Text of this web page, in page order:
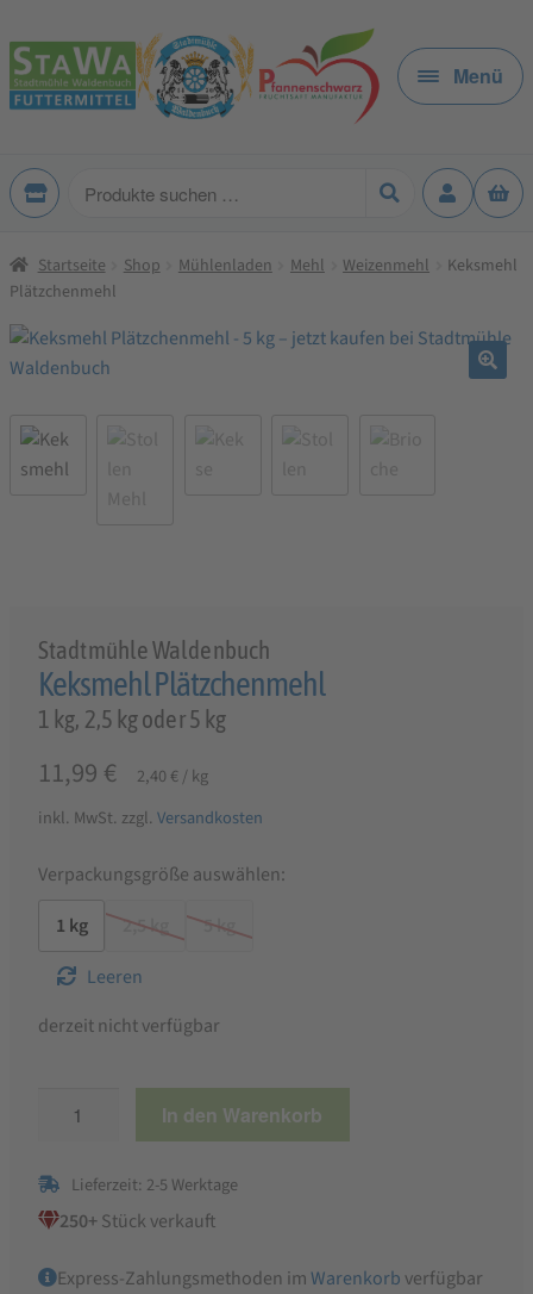
Zur
Navigation
springen
Zum
Inhalt
springen
Menü
Produkte
Startseite Shop Mühlenladen Mehl Weizenmehl
Keksmehl
Plätzchenmehl
Stadtmühle Waldenbuch
Keksmehl Plätzchenmehl
1 kg, 2,5 kg oder 5 kg
11,99 € 2,40 €/kg
inkl. MwSt. zzgl. Versandkosten
Verpackungsgröße auswählen:
1 kg
2,5 kg
5 kg
Leeren
derzeit nicht verfügbar
Plätzchenmehl
In den Warenkorb
Lieferzeit: 2-5 Werktage
250+Stück verkauft
Express-Zahlungsmethoden imWarenkorb verfügbar